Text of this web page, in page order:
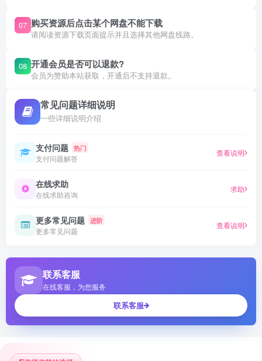
07 购买资源后点击某个网盘不能下载
请阅读资源下载页面提示并且选择其他网盘线路。
08 开通会员是否可以退款?
会员为赞助本站获取，开通后不支持退款。
常见问题详细说明
一些详细说明介绍
支付问题 热门
支付问题解答
查看说明
在线求助
在线求助咨询
求助
更多常见问题 进阶
更多常见问题
查看说明
联系客服
在线客服，为您服务
联系客服